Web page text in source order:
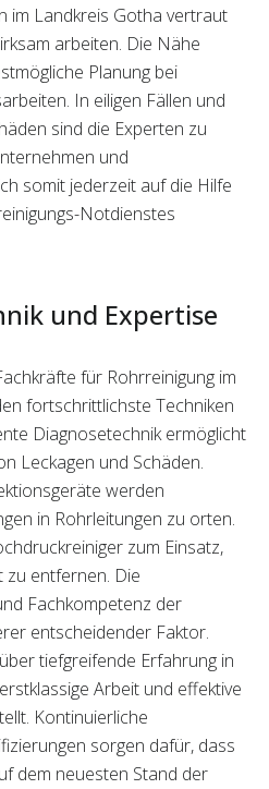
im Landkreis Gotha vertraut
arbeiten. Die Nähe
Planung bei
In eiligen Fällen und
sind die Experten zu
und
somit jederzeit auf die Hilfe
Notdienstes
und Expertise
für Rohrreinigung im
fortschrittlichste Techniken
Diagnosetechnik ermöglicht
Leckagen und Schäden.
werden
in Rohrleitungen zu orten.
zum Einsatz,
zu entfernen. Die
Fachkompetenz der
entscheidender Faktor.
tiefgreifende Erfahrung in
Arbeit und effektive
Kontinuierliche
sorgen dafür, dass
dem neuesten Stand der